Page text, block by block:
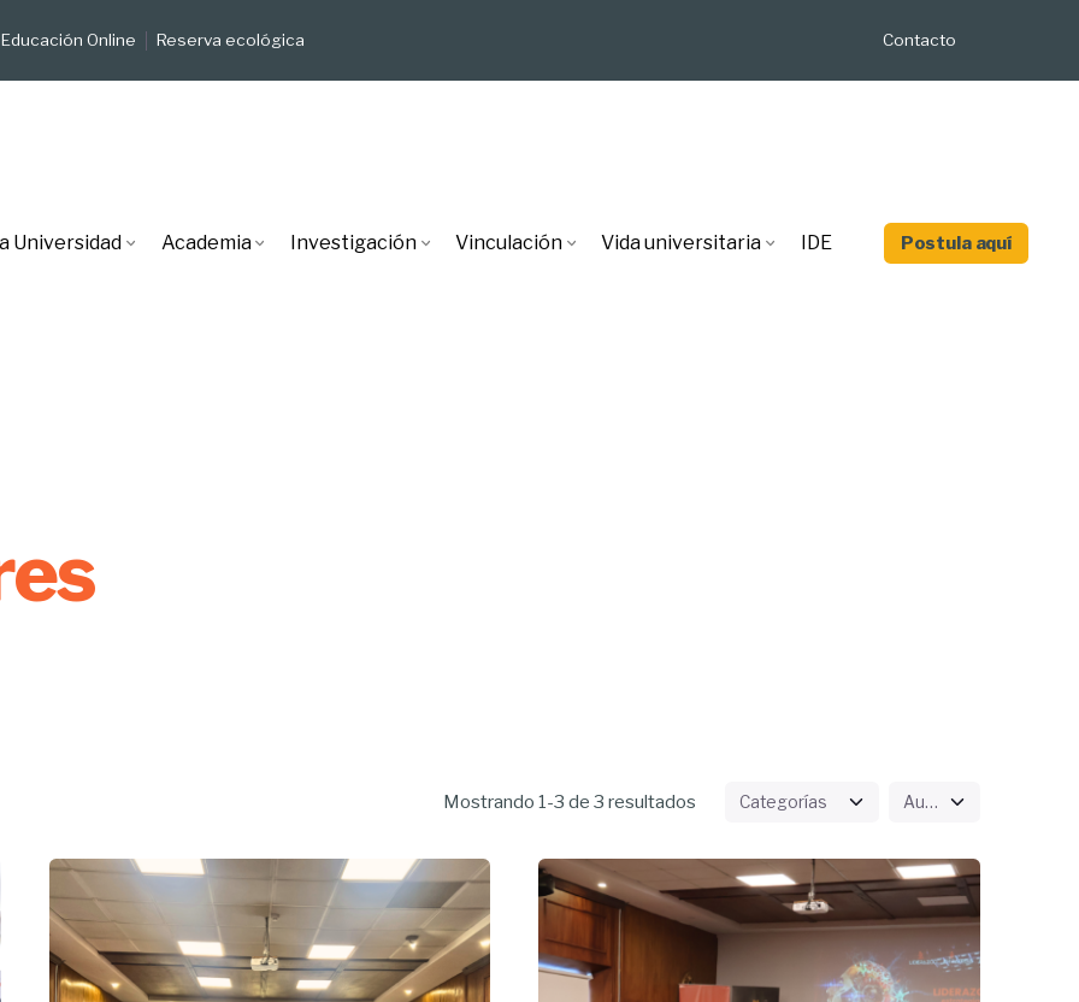
Educación Online Reserva ecológica Contacto
Universidad Academia Investigación Vinculación Vida universitaria IDE Postula aquí
Mostrando 1-3 de 3 resultados